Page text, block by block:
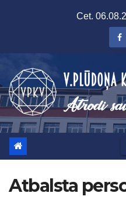
Cet.
Atbalsta